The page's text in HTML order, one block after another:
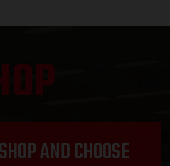
AND CHOOSE